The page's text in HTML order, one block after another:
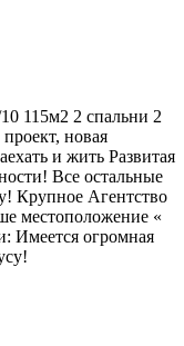
115м2 2 спальни 2
новая
и жить Развитая
Все остальные
Крупное Агентство
местоположение «
Имеется огромная